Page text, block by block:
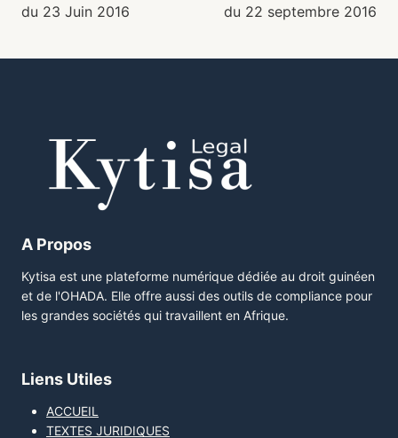
du 23 Juin 2016
du 22 septembre 2016
A Propos
Kytisa est une plateforme numérique dédiée au droit guinéen
et de l'OHADA. Elle offre aussi des outils de compliance pour
les grandes sociétés qui travaillent en Afrique.
Liens Utiles
ACCUEIL
TEXTES JURIDIQUES